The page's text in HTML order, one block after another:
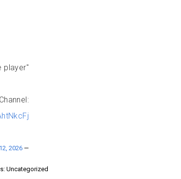
player"
— Sky Sports Premier League (@SkySportsPL)
2026
Uncategorized